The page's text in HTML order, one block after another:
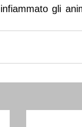
gli